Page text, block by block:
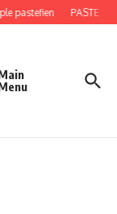
pastefien PASTEF,